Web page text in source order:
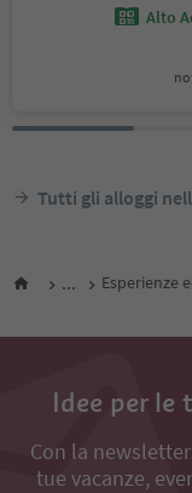
Alto
Tutti gli alloggi
... Esperienze
Idee per le
Con la
tue vacanze,